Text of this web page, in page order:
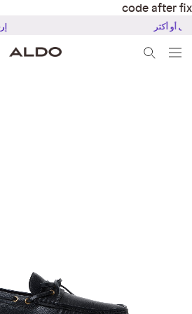
code after fix